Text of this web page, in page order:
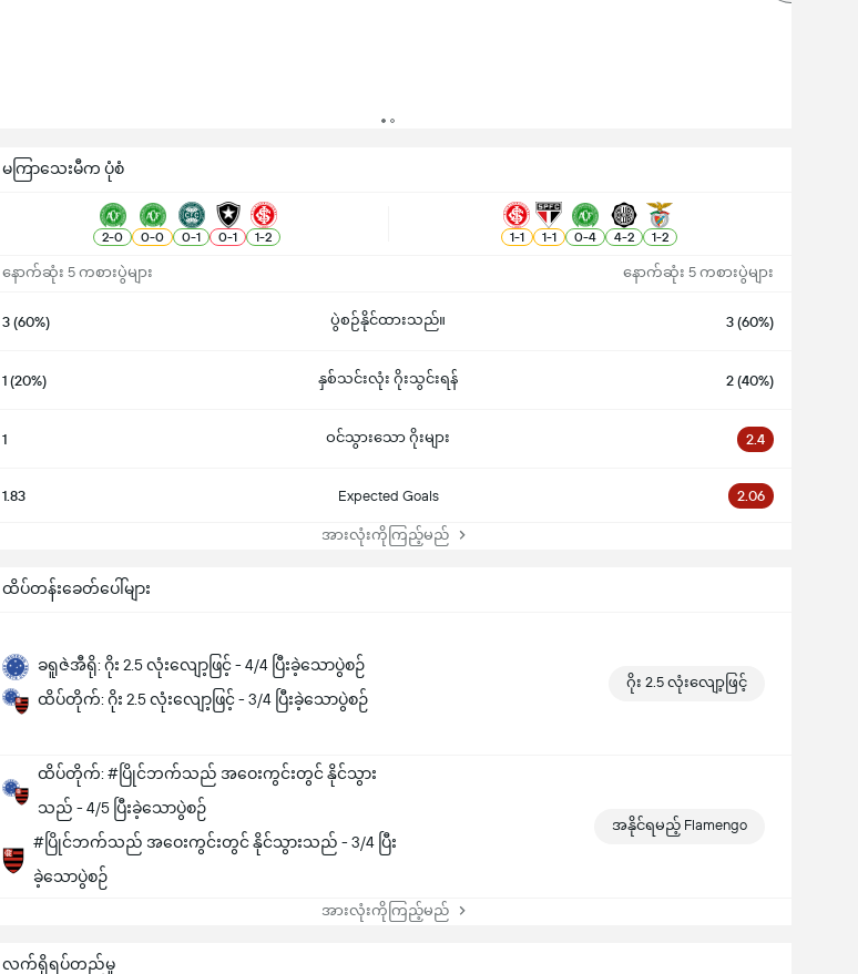
မကြာသေးမီက ပုံစံ
2-0 0-0 0-1 0-1 1-2 1-1 1-1 0-4 4-2 1-2
နောက်ဆုံး 5 ကစားပွဲများ နောက်ဆုံး 5 ကစားပွဲများ
3 (60%) ပွဲစဉ်နိုင်ထားသည်။ 3 (60%)
1 (20%) နှစ်သင်းလုံး ဂိုးသွင်းရန် 2 (40%)
1 ဝင်သွားသော ဂိုးများ 2.4
1.83 Expected Goals 2.06
အားလုံးကိုကြည့်မည်
ထိပ်တန်းခေတ်ပေါ်များ
ခရူဇဲအီရို: ဂိုး 2.5 လုံးလျော့ဖြင့် - 4/4 ပြီးခဲ့သောပွဲစဉ်
ထိပ်တိုက်: ဂိုး 2.5 လုံးလျော့ဖြင့် - 3/4 ပြီးခဲ့သောပွဲစဉ်
ဂိုး 2.5 လုံးလျော့ဖြင့်
ထိပ်တိုက်: #ပြိုင်ဘက်သည် အဝေးကွင်းတွင် နိုင်သွား
သည် - 4/5 ပြီးခဲ့သောပွဲစဉ်
#ပြိုင်ဘက်သည် အဝေးကွင်းတွင် နိုင်သွားသည် - 3/4 ပြီး
ခဲ့သောပွဲစဉ်
အနိုင်ရမည့် Flamengo
အားလုံးကိုကြည့်မည်
လက်ရှိရပ်တည်မှု